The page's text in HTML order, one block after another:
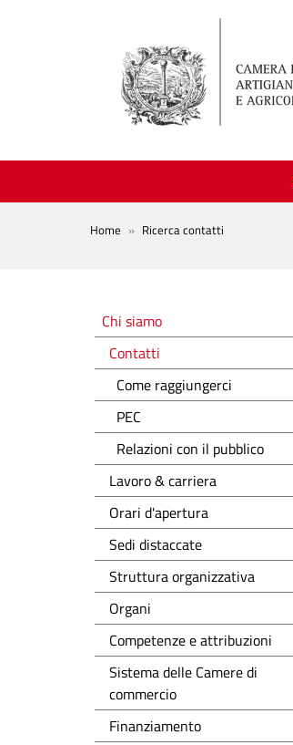
BREADCRUMB
Home Ricerca contatti
Chi siamo
Chi siamo
Contatti
Come raggiungerci
PEC
Relazioni con il pubblico
Lavoro & carriera
Orari d'apertura
Sedi distaccate
Struttura organizzativa
Organi
Competenze e attribuzioni
Sistema delle Camere di
commercio
Finanziamento